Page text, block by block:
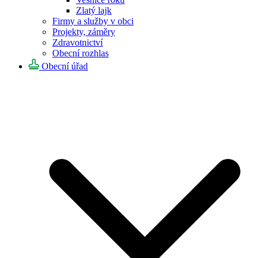
Zlatý lajk
Firmy a služby v obci
Projekty, záměry
Zdravotnictví
Obecní rozhlas
Obecní úřad